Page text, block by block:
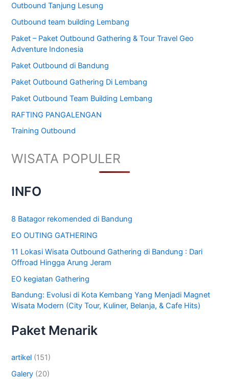
Outbound Tanjung Lesung
Outbound team building Lembang
Paket – Paket Outbound Gathering & Tour Travel Geo
Adventure Indonesia
Paket Outbound di Bandung
Paket Outbound Gathering Di Lembang
Paket Outbound Team Building Lembang
RAFTING PANGALENGAN
Training Outbound
WISATA POPULER
INFO
8 Batagor rekomended di Bandung
EO OUTING GATHERING
11 Lokasi Wisata Outbound Gathering di Bandung : Dari
Offroad Hingga Arung Jeram
EO kegiatan Gathering
Bandung: Evolusi di Kota Kembang Yang Menjadi Magnet
Wisata Modern (City Tour, Kuliner, Belanja, & Cafe Hits)
Paket Menarik
artikel (151)
Galery (20)